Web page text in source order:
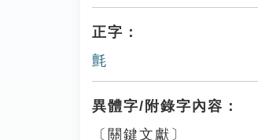
正字：
氈
異體字/附錄字內容：
〔關鍵文獻〕